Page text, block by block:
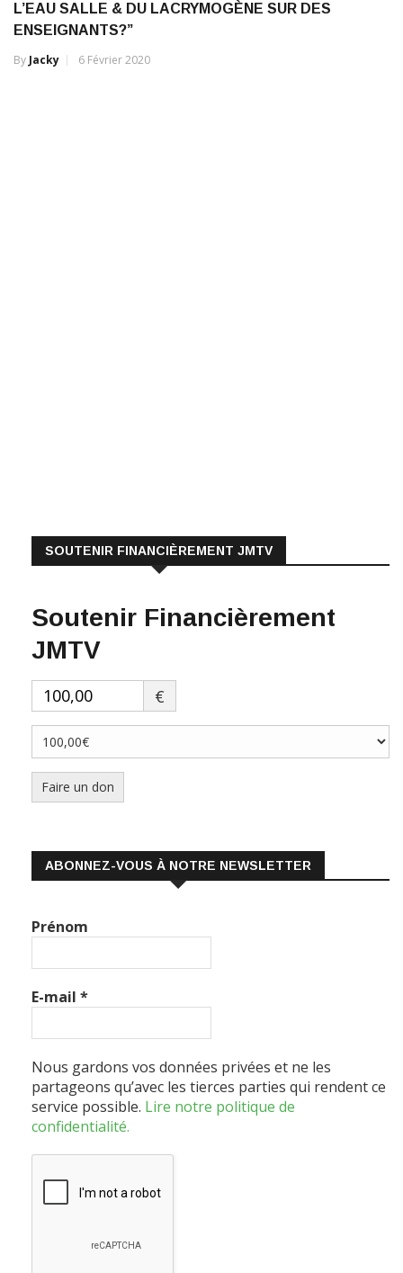
L’EAU SALLE & DU LACRYMOGÈNE SUR DES
ENSEIGNANTS?”
ByJacky 6 Février 2020
SOUTENIR FINANCIÈREMENT JMTV
Soutenir Financièrement
JMTV
€
Faire un don
ABONNEZ-VOUS À NOTRE NEWSLETTER
Prénom
E-mail *
Nous gardons vos données privées et ne les
partageons qu’avec les tierces parties qui rendent ce
service possible. Lire notre politique de
confidentialité.